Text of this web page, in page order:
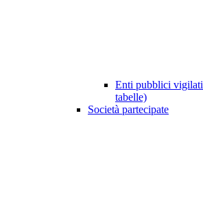
Enti pubblici
tabelle)
Società partecipate